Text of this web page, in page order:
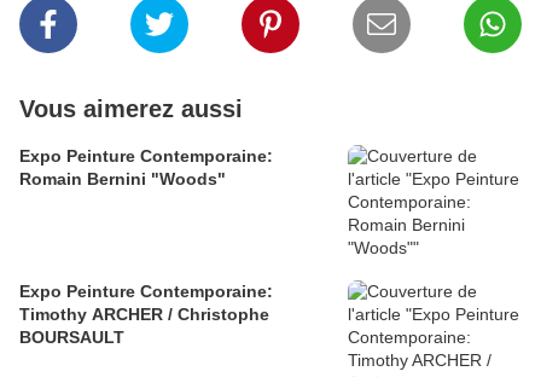
Vous aimerez aussi
Expo Peinture Contemporaine:
Romain Bernini "Woods"
Expo Peinture Contemporaine:
Timothy ARCHER / Christophe
BOURSAULT